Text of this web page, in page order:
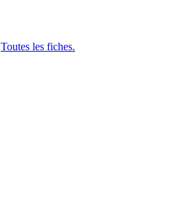
Toutes les fiches.